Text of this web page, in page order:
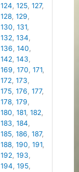
124,125,127,
128,129,
130,131,
132,134,
136,140,
142,143,
169,170,171,
172,173,
175,176,177,
178,179,
180,181,182,
183,184,
185,186,187,
188,190,191,
192,193,
194,195,